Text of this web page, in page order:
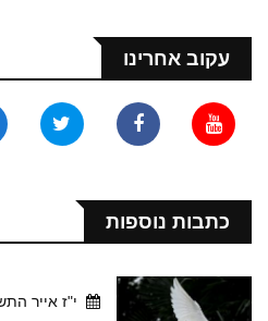
עקוב אחרינו
כתבות נוספות
י"ז אייר